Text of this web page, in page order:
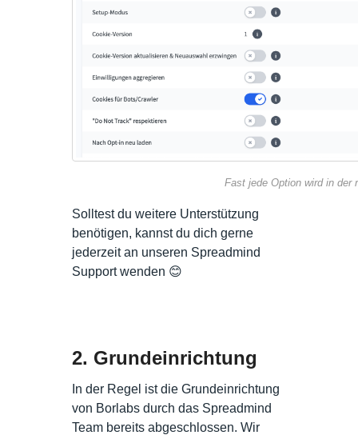
Fast jede Option wird in der
Solltest du weitere Unterstützung
benötigen, kannst du dich gerne
jederzeit an unseren Spreadmind
Support wenden 😊
2. Grundeinrichtung
In der Regel ist die Grundeinrichtung
von Borlabs durch das Spreadmind
Team bereits abgeschlossen. Wir